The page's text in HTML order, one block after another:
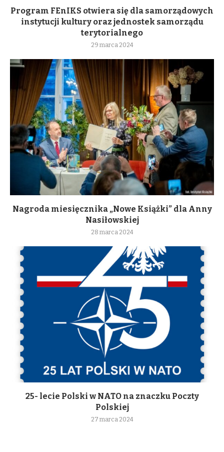
Program FEnIKS otwiera się dla samorządowych
instytucji kultury oraz jednostek samorządu
terytorialnego
29 marca 2024
Nagroda miesięcznika „Nowe Książki” dla Anny
Nasiłowskiej
28 marca 2024
25- lecie Polski w NATO na znaczku Poczty
Polskiej
27 marca 2024